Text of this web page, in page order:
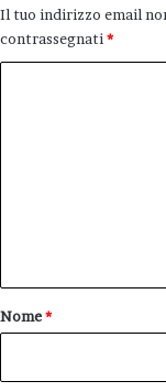
Il tuo indirizzo email
contrassegnati *
o
Nome*